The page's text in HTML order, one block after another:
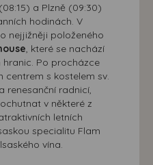
a Plzně (09:30)
hodinách. V
nejjižněji položeného
, které se nachází
Po procházce
centrem s kostelem sv.
renesanční radnicí,
v některé z
letních
specialitu Flam
vína.